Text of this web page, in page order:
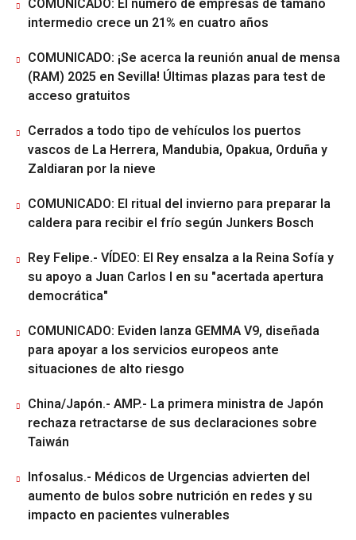
COMUNICADO: El número de empresas de tamaño
intermedio crece un 21% en cuatro años
COMUNICADO: ¡Se acerca la reunión anual de mensa
(RAM) 2025 en Sevilla! Últimas plazas para test de
acceso gratuitos
Cerrados a todo tipo de vehículos los puertos
vascos de La Herrera, Mandubia, Opakua, Orduña y
Zaldiaran por la nieve
COMUNICADO: El ritual del invierno para preparar la
caldera para recibir el frío según Junkers Bosch
Rey Felipe.- VÍDEO: El Rey ensalza a la Reina Sofía y
su apoyo a Juan Carlos I en su "acertada apertura
democrática"
COMUNICADO: Eviden lanza GEMMA V9, diseñada
para apoyar a los servicios europeos ante
situaciones de alto riesgo
China/Japón.- AMP.- La primera ministra de Japón
rechaza retractarse de sus declaraciones sobre
Taiwán
Infosalus.- Médicos de Urgencias advierten del
aumento de bulos sobre nutrición en redes y su
impacto en pacientes vulnerables